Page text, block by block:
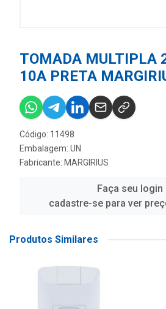
TOMADA MULTIPLA
10A PRETA
Código: 11498
Embalagem: UN
Fabricante: MARGIRIUS
Faça seu login
cadastre-se para ver
Produtos Similares